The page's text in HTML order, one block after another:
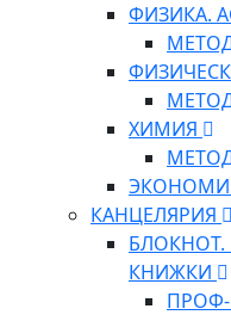
ФИЗИКА.
ХИМИЯ
КАНЦЕЛЯРИЯ
КНИЖКИ